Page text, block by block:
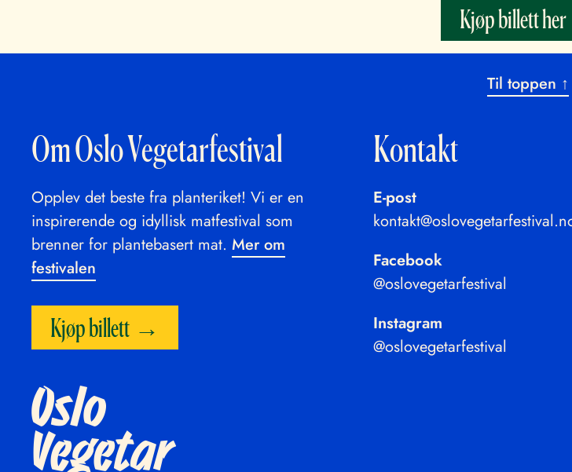
Kjøp billett her
Til toppen ↑
Om Oslo Vegetarfestival
Opplev det beste fra planteriket! Vi er en
inspirerende og idyllisk matfestival som
brenner for plantebasert mat. Mer om
festivalen
Kjøp billett
Kontakt
E-post
Facebook
@oslovegetarfestival
Instagram
@oslovegetarfestival
Oslo
Vegetar